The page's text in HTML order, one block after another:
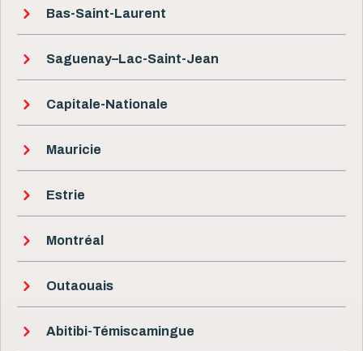
Bas-Saint-Laurent
Saguenay–Lac-Saint-Jean
Capitale-Nationale
Mauricie
Estrie
Montréal
Outaouais
Abitibi-Témiscamingue